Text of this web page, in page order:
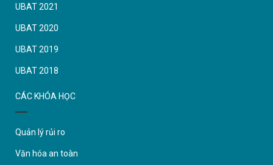
UBAT 2021
UBAT 2020
UBAT 2019
UBAT 2018
CÁC KHÓA HỌC
Quản lý rủi ro
Văn hóa an toàn